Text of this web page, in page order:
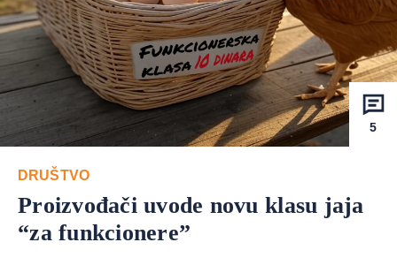
5
DRUŠTVO
Proizvođači uvode novu klasu jaja
“za funkcionere”